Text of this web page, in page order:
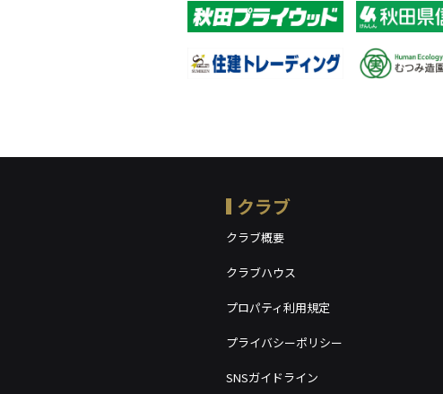
クラブ
クラブ概要
クラブハウス
プロパティ利用規定
プライバシーポリシー
SNSガイドライン